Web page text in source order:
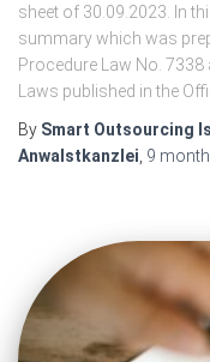
sheet of 30.09.2023. In
summary which was
Procedure Law No.
Laws published in the
By Smart Outsourcing
Anwalstkanzlei 9